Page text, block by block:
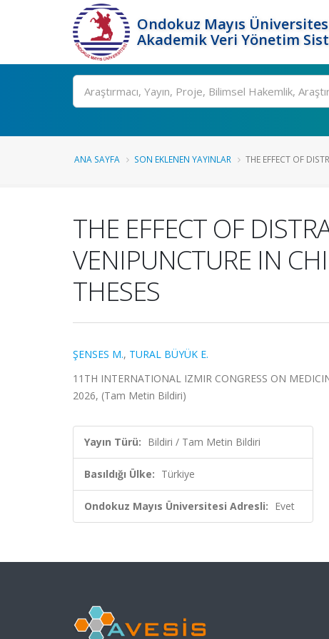
Ondokuz Mayıs
Akademik Veri Yönetim
Ara
ANA SAYFA SON EKLENEN YAYINLAR THE EFFECT OF
THE EFFECT OF
VENIPUNCTURE IN
THESES
ŞENSES M., TURAL BÜYÜK E.
11TH INTERNATIONAL IZMIR CONGRESS ON
2026, (Tam Metin Bildiri)
Yayın Türü: Bildiri / Tam Metin Bildiri
Basıldığı Ülke: Türkiye
Ondokuz Mayıs Üniversitesi Adresli: Evet